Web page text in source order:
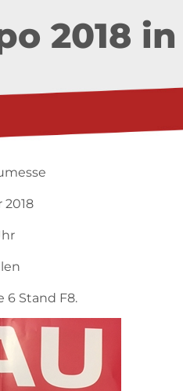
2018
2018
6 Stand F8.